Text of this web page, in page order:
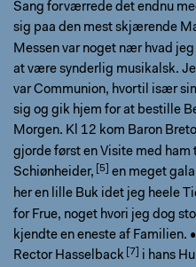
Sang forværrede det endnu
sig paa den mest skjærende
Messen var noget nær hvad
at være synderlig musikalsk.
var Communion, hvortil især
sig og gik hjem for at bestille
Morgen. Kl 12 kom Baron
gjorde først en Visite med ham
Schiønheider,
en meget
her en lille Buk idet jeg heele
for Frue, noget hvori jeg dog
kjendte en eneste af Familien.
Rector Hasselback
i hans